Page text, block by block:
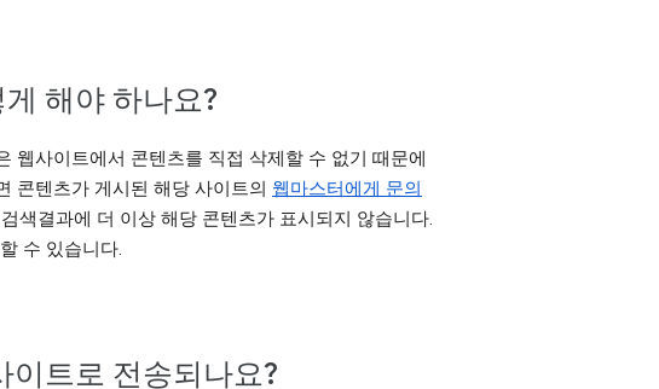
해야 하나요?
웹사이트에서 콘텐츠를 직접 삭제할 수 없기 때문에
콘텐츠가 게시된 해당 사이트의 웹마스터에게 문의
색결과에 더 이상 해당 콘텐츠가 표시되지 않습니다.
수 있습니다.
트로 전송되나요?